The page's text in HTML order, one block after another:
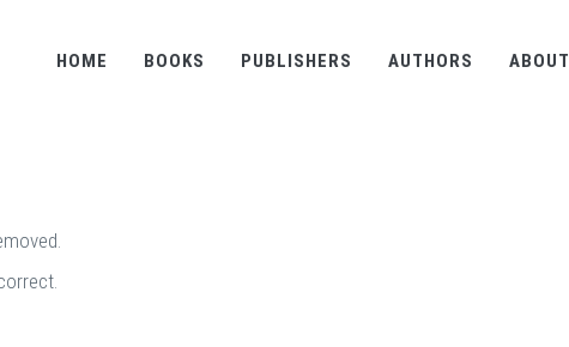
HOME BOOKS PUBLISHERS AUTHORS ABOUT